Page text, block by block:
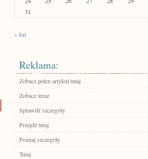
31
« Jul
Reklama:
Zobacz pełen artykuł tutaj
Zobacz teraz
Sprawdź szczegóły
Przejdź tutaj
Poznaj szczegóły
Tutaj